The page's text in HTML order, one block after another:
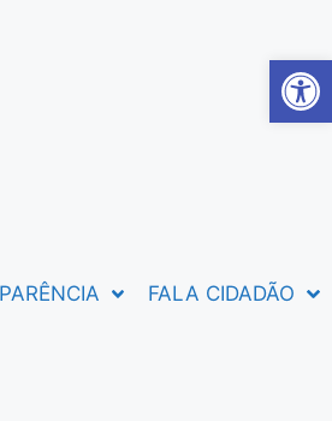
FALA CIDADÃO
Abrir